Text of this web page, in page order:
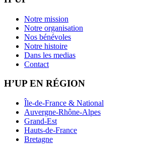
Notre mission
Notre organisation
Nos bénévoles
Notre histoire
Dans les medias
Contact
H’UP EN RÉGION
Île-de-France & National
Auvergne-Rhône-Alpes
Grand-Est
Hauts-de-France
Bretagne